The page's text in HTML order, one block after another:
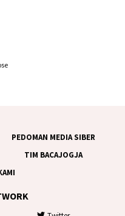
PEDOMAN MEDIA SIBER
TIM BACAJOGJA